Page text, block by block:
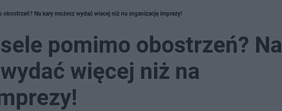
obostrzeń? Na kary możesz wydać więcej niż na organizację imprezy!
pomimo obostrzeń? Na
więcej niż na